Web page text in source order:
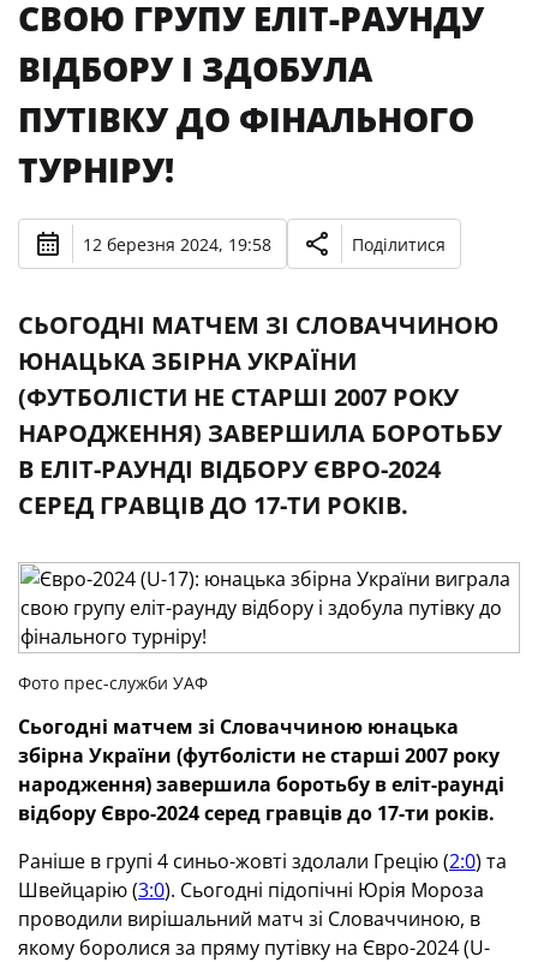
СВОЮ ГРУПУ ЕЛІТ-РАУНДУ
ВІДБОРУ І ЗДОБУЛА
ПУТІВКУ ДО ФІНАЛЬНОГО
ТУРНІРУ!
12 березня 2024, 19:58 Поділитися
СЬОГОДНІ МАТЧЕМ ЗІ СЛОВАЧЧИНОЮ
ЮНАЦЬКА ЗБІРНА УКРАЇНИ
(ФУТБОЛІСТИ НЕ СТАРШІ 2007 РОКУ
НАРОДЖЕННЯ) ЗАВЕРШИЛА БОРОТЬБУ
В ЕЛІТ-РАУНДІ ВІДБОРУ ЄВРО-2024
СЕРЕД ГРАВЦІВ ДО 17-ТИ РОКІВ.
Фото прес-служби УАФ
Сьогодні матчем зі Словаччиною юнацька
збірна України (футболісти не старші 2007 року
народження) завершила боротьбу в еліт-раунді
відбору Євро-2024 серед гравців до 17-ти років.
Раніше в групі 4 синьо-жовті здолали Грецію (2:0) та
Швейцарію (3:0). Сьогодні підопічні Юрія Мороза
проводили вирішальний матч зі Словаччиною, в
якому боролися за пряму путівку на Євро-2024 (U-